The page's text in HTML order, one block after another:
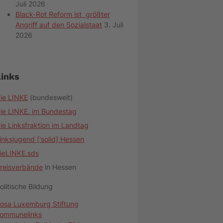
Juli 2026
Black-Rot Reform ist größter
Angriff auf den Sozialstaat 3. Juli
2026
LINKE (bundesweit)
LINKE. im Bundestag
Linksfraktion im Landtag
['solid] Hessen
in Hessen
Bildung
Luxemburg Stiftung